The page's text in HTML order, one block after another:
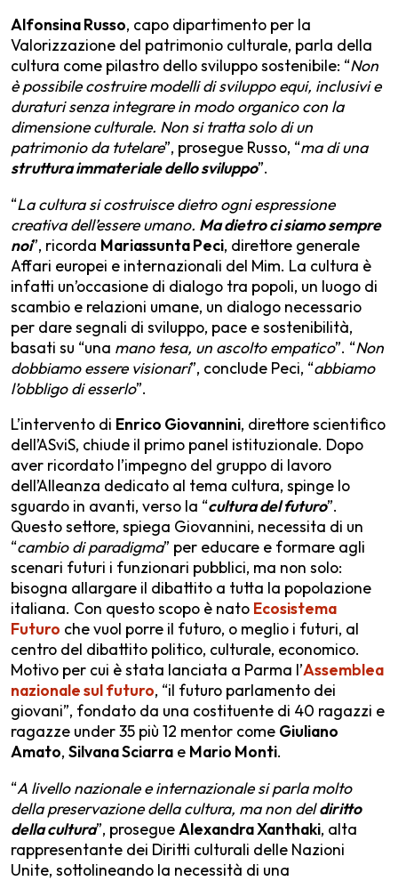
Alfonsina Russo, capo dipartimento per la
Valorizzazione del patrimonio culturale, parla della
cultura come pilastro dello sviluppo sostenibile: “Non
è possibile costruire modelli di sviluppo equi, inclusivi e
duraturi senza integrare in modo organico con la
dimensione culturale. Non si tratta solo di un
patrimonio da tutelare”, prosegue Russo, “ma di una
struttura immateriale dello sviluppo”.
“La cultura si costruisce dietro ogni espressione
creativa dell’essere umano. Ma dietro ci siamo sempre
noi”, ricorda Mariassunta Peci, direttore generale
Affari europei e internazionali del Mim. La cultura è
infatti un’occasione di dialogo tra popoli, un luogo di
scambio e relazioni umane, un dialogo necessario
per dare segnali di sviluppo, pace e sostenibilità,
basati su “una mano tesa, un ascolto empatico”. “Non
dobbiamo essere visionari”, conclude Peci, “abbiamo
l’obbligo di esserlo”.
L’intervento di Enrico Giovannini, direttore scientifico
dell’ASviS, chiude il primo panel istituzionale. Dopo
aver ricordato l’impegno del gruppo di lavoro
dell’Alleanza dedicato al tema cultura, spinge lo
sguardo in avanti, verso la “cultura del futuro”.
Questo settore, spiega Giovannini, necessita di un
“cambio di paradigma” per educare e formare agli
scenari futuri i funzionari pubblici, ma non solo:
bisogna allargare il dibattito a tutta la popolazione
italiana. Con questo scopo è nato Ecosistema
Futuro che vuol porre il futuro, o meglio i futuri, al
centro del dibattito politico, culturale, economico.
Motivo per cui è stata lanciata a Parma l’Assemblea
nazionale sul futuro, “il futuro parlamento dei
giovani”, fondato da una costituente di 40 ragazzi e
ragazze under 35 più 12 mentor come Giuliano
Amato, Silvana Sciarra e Mario Monti.
“A livello nazionale e internazionale si parla molto
della preservazione della cultura, ma non deldiritto
della cultura”, prosegueAlexandra Xanthaki, alta
rappresentante dei Diritti culturali delle Nazioni
Unite, sottolineando la necessità di una